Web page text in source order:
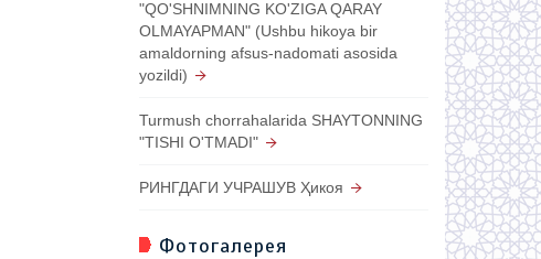
"QO'SHNIMNING KO'ZIGA QARAY
OLMAYAPMAN" (Ushbu hikoya bir
amaldorning afsus-nadomati asosida
yozildi)
Turmush chorrahalarida SHAYTONNING
"TISHI O'TMADI"
РИНГДАГИ УЧРАШУВ Ҳикоя
Фотогалерея